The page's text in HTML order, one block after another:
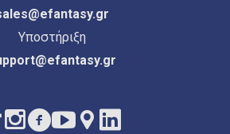
Υποστήριξη